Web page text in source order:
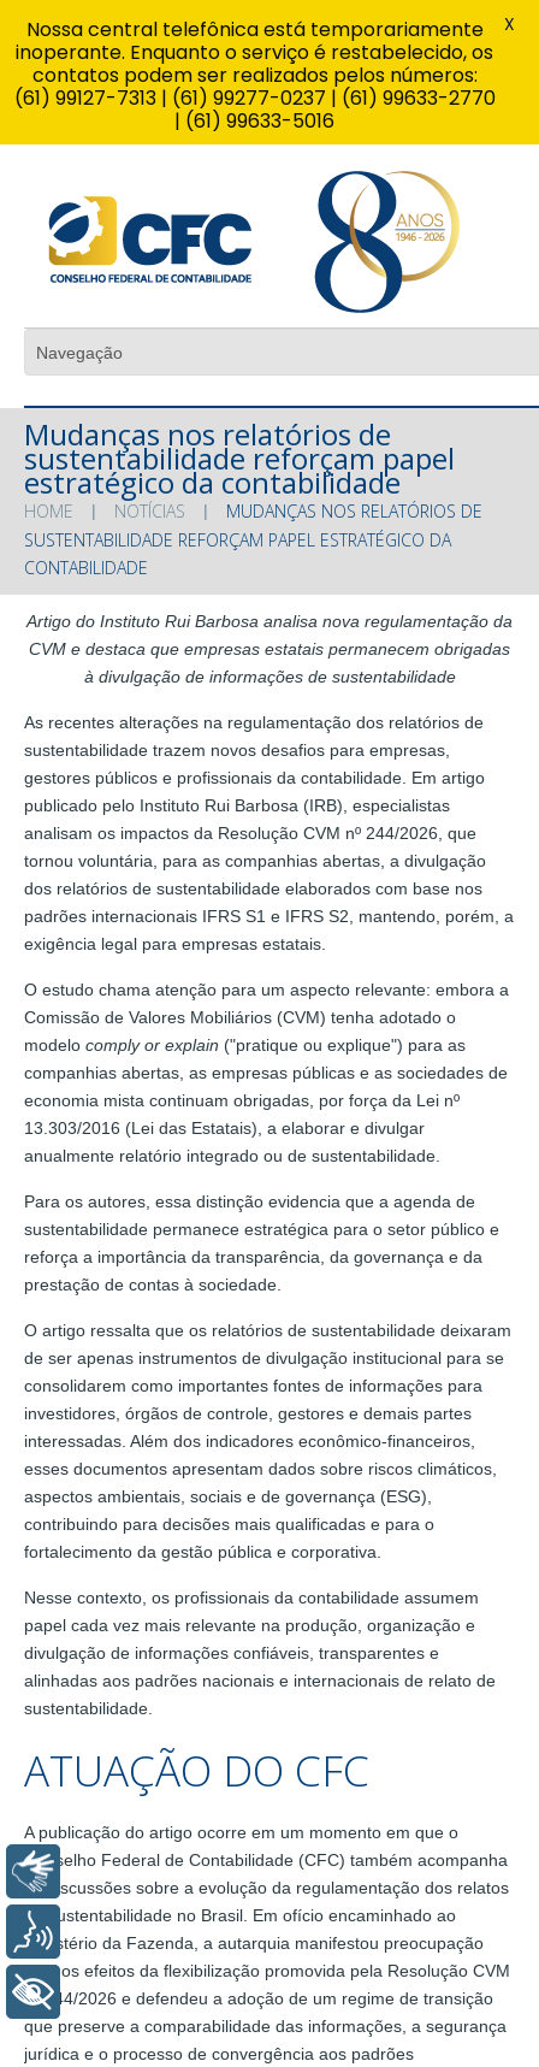
Mudanças nos relatórios de
sustentabilidade reforçam papel
estratégico da contabilidade
HOME NOTÍCIAS
MUDANÇAS NOS RELATÓRIOS DE
SUSTENTABILIDADE REFORÇAM PAPEL ESTRATÉGICO DA
CONTABILIDADE
Artigo do Instituto Rui Barbosa analisa nova regulamentação da
CVM e destaca que empresas estatais permanecem obrigadas
à divulgação de informações de sustentabilidade
As recentes alterações na regulamentação dos relatórios de
sustentabilidade trazem novos desafios para empresas,
gestores públicos e profissionais da contabilidade. Em artigo
publicado pelo Instituto Rui Barbosa (IRB), especialistas
analisam os impactos da Resolução CVM nº 244/2026, que
tornou voluntária, para as companhias abertas, a divulgação
dos relatórios de sustentabilidade elaborados com base nos
padrões internacionais IFRS S1 e IFRS S2, mantendo, porém, a
exigência legal para empresas estatais.
O estudo chama atenção para um aspecto relevante: embora a
Comissão de Valores Mobiliários (CVM) tenha adotado o
modelo comply or explain ("pratique ou explique") para as
companhias abertas, as empresas públicas e as sociedades de
economia mista continuam obrigadas, por força da Lei nº
13.303/2016 (Lei das Estatais), a elaborar e divulgar
anualmente relatório integrado ou de sustentabilidade.
Para os autores, essa distinção evidencia que a agenda de
sustentabilidade permanece estratégica para o setor público e
reforça a importância da transparência, da governança e da
prestação de contas à sociedade.
O artigo ressalta que os relatórios de sustentabilidade deixaram
de ser apenas instrumentos de divulgação institucional para se
consolidarem como importantes fontes de informações para
investidores, órgãos de controle, gestores e demais partes
interessadas. Além dos indicadores econômico-financeiros,
esses documentos apresentam dados sobre riscos climáticos,
aspectos ambientais, sociais e de governança (ESG),
contribuindo para decisões mais qualificadas e para o
fortalecimento da gestão pública e corporativa.
Nesse contexto, os profissionais da contabilidade assumem
papel cada vez mais relevante na produção, organização e
divulgação de informações confiáveis, transparentes e
alinhadas aos padrões nacionais e internacionais de relato de
sustentabilidade.
ATUAÇÃO DO CFC
A publicação do artigo ocorre em um momento em que o
Conselho Federal de Contabilidade (CFC) também acompanha
as discussões sobre a evolução da regulamentação dos relatos
de sustentabilidade no Brasil. Em ofício encaminhado ao
Ministério da Fazenda, a autarquia manifestou preocupação
com os efeitos da flexibilização promovida pela Resolução CVM
nº 244/2026 e defendeu a adoção de um regime de transição
que preserve a comparabilidade das informações, a segurança
jurídica e o processo de convergência aos padrões
Nossa central telefônica está temporariamente
inoperante. Enquanto o serviço é restabelecido, os
contatos podem ser realizados pelos números:
(61) 99127-7313 | (61) 99277-0237 | (61) 99633-2770
| (61) 99633-5016
X
Libras
+ Acessibilidade